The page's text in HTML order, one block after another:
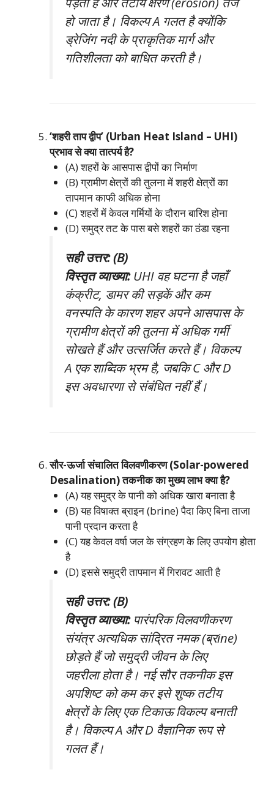
हो जाता है। विकल्प A गलत है क्योंकि
ड्रेजिंग नदी के प्राकृतिक मार्ग और
गतिशीलता को बाधित करती है।
‘शहरी ताप द्वीप’ (Urban Heat Island – UHI)
प्रभाव से क्या तात्पर्य है?
(A) शहरों के आसपास द्वीपों का निर्माण
(B) ग्रामीण क्षेत्रों की तुलना में शहरी क्षेत्रों का
तापमान काफी अधिक होना
(C) शहरों में केवल गर्मियों के दौरान बारिश होना
(D) समुद्र तट के पास बसे शहरों का ठंडा रहना
सही उत्तर: (B)
विस्तृत व्याख्या:UHI वह घटना है जहाँ
कंक्रीट, डामर की सड़कें और कम
वनस्पति के कारण शहर अपने आसपास के
ग्रामीण क्षेत्रों की तुलना में अधिक गर्मी
सोखते हैं और उत्सर्जित करते हैं। विकल्प
A एक शाब्दिक भ्रम है, जबकि C और D
इस अवधारणा से संबंधित नहीं हैं।
सौर-ऊर्जा संचालित विलवणीकरण (Solar-powered
Desalination) तकनीक का मुख्य लाभ क्या है?
(A) यह समुद्र के पानी को अधिक खारा बनाता है
(B) यह विषाक्त ब्राइन (brine) पैदा किए बिना ताजा
पानी प्रदान करता है
(C) यह केवल वर्षा जल के संग्रहण के लिए उपयोग होता
है
(D) इससे समुद्री तापमान में गिरावट आती है
सही उत्तर: (B)
विस्तृत व्याख्या:पारंपरिक विलवणीकरण
संयंत्र अत्यधिक सांद्रित नमक (ब्रine)
छोड़ते हैं जो समुद्री जीवन के लिए
जहरीला होता है। नई सौर तकनीक इस
अपशिष्ट को कम कर इसे शुष्क तटीय
क्षेत्रों के लिए एक टिकाऊ विकल्प बनाती
है। विकल्प A और D वैज्ञानिक रूप से
गलत हैं।